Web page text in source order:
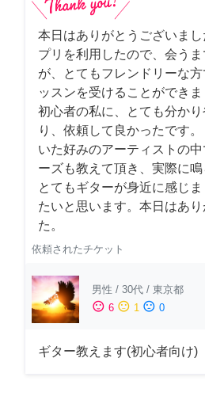
本日はありがとうございま
プリを利用したので、会う
が、とてもフレンドリーな
ッスンを受けることができ
初心者の私に、とても分か
り、依頼して良かったです
いた好みのアーティストの
ーズも教えて頂き、実際に鳴
とてもギターが身近に感じ
たいと思います。本日はあ
た。
依頼されたチケット
男性 / 30代 / 東京都
sentiment_satisfied 6 sentiment_neutral 1 sentiment_dissatisfied 0
ギター教えます(初心者向け)